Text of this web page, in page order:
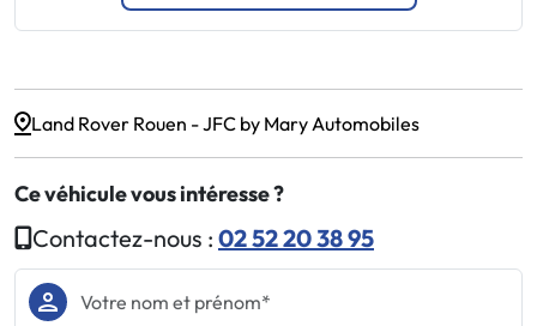
Land Rover Rouen - JFC by Mary Automobiles
Ce véhicule vous intéresse ?
Contactez-nous : 02 52 20 38 95